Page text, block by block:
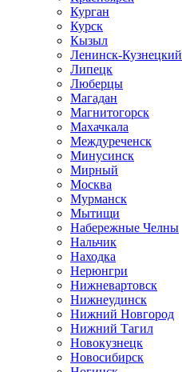
Курган
Курск
Кызыл
Ленинск-Кузнецкий
Липецк
Люберцы
Магадан
Магнитогорск
Махачкала
Междуреченск
Минусинск
Мирный
Москва
Мурманск
Мытищи
Набережные Челны
Нальчик
Находка
Нерюнгри
Нижневартовск
Нижнеудинск
Нижний Новгород
Нижний Тагил
Новокузнецк
Новосибирск